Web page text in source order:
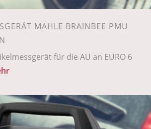
MAHLE BRAINBEE PMU
für die AU an EURO 6